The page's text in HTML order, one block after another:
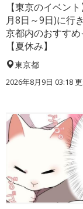
【東京のイベン
月8日～9日)に行
京都内のおすすめ
【夏休み】
東京都
2026年8月9日 03:18